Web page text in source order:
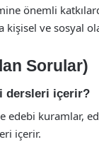
önemli
kişisel ve sosyal
Sorular)
dersleri içerir?
kuramlar,
içerir.